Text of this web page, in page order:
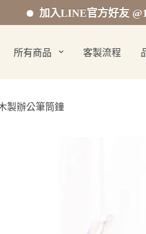
入LINE官方好友 @162lvuvh
所有商品 客製流程
製辦公筆筒鐘